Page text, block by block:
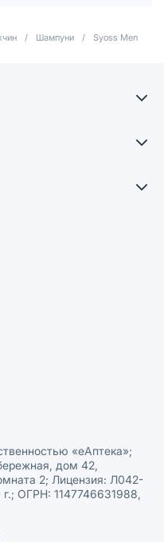
/ Шампуни / Syoss Men
персональных данных
«еАптека»;
дом 42,
2; Лицензия: Л042-
ОГРН: 1147746631988,